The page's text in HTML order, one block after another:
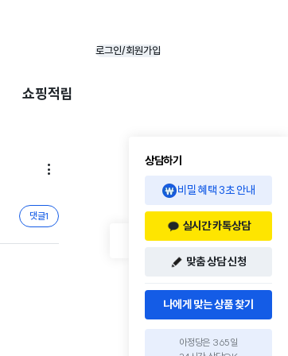
로그인/회원가입
쇼핑적립

댓글1
상담하기
비밀 혜택 3초 안내
실시간 카톡상담
맞춤 상담 신청
나에게 맞는 상품 찾기
아정당은 365일